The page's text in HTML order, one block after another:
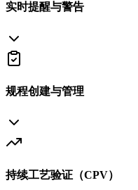
实时提醒与警告
规程创建与管理
持续工艺验证（CPV）